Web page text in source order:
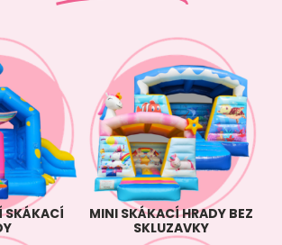
SKÁKACÍ
MINI SKÁKACÍ HRADY BEZ
SKLUZAVKY